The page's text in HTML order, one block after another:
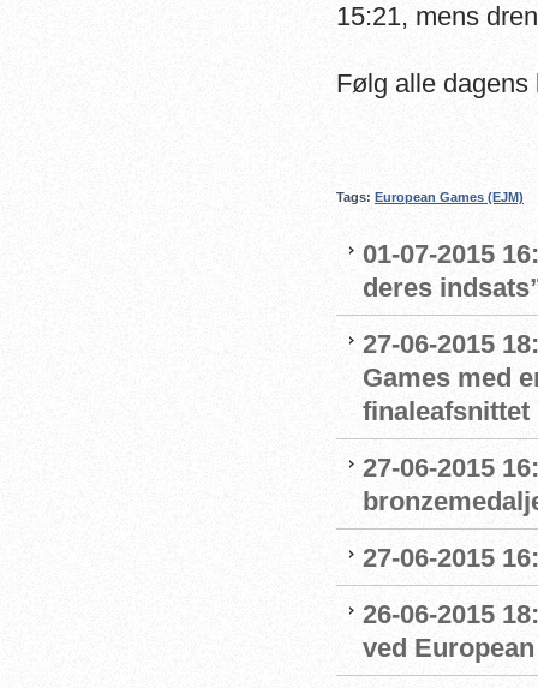
15:21, mens d
Følg alle
Tags: European Games (EJM)
01-07-2015
deres
27-06-2015
Games med
finaleafsnittet
27-06-2015
27-06-2015
26-06-2015
ved